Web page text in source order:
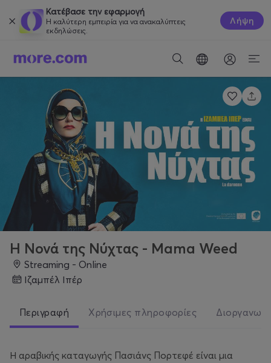
Κατέβασε την εφαρμογή
Η καλύτερη εμπειρία για να ανακαλύπτεις
εκδηλώσεις.
Λήψη
Η Νονά της Νύχτας - Mama Weed
Streaming - Online
Ιζαμπέλ Ιπέρ
Περιγραφή Χρήσιμες πληροφορίες
Η αραβικής καταγωγής Πασιάνς Πορτεφέ είναι μια